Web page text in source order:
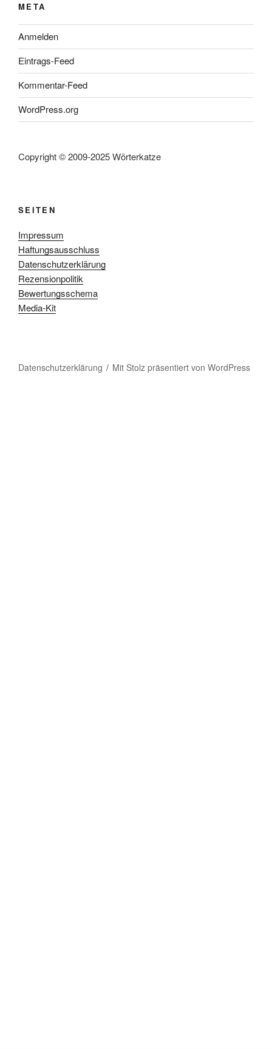
META
Anmelden
Eintrags-Feed
Kommentar-Feed
WordPress.org
Copyright © 2009-2025 Wörterkatze
SEITEN
Impressum
Haftungsausschluss
Datenschutzerklärung
Rezensionpolitik
Bewertungsschema
Media-Kit
Datenschutzerklärung Mit Stolz präsentiert von WordPress